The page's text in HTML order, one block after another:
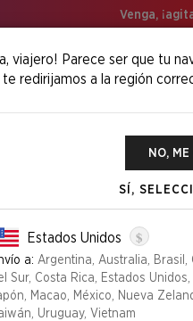
Venga,
viajero! Parece ser que tu
te redirijamos a la región
NO, ME
SÍ,
Estados Unidos $
a: Argentina, Australia, Brasil,
Sur, Costa Rica, Estados
Macao, México, Nueva
Uruguay, Vietnam